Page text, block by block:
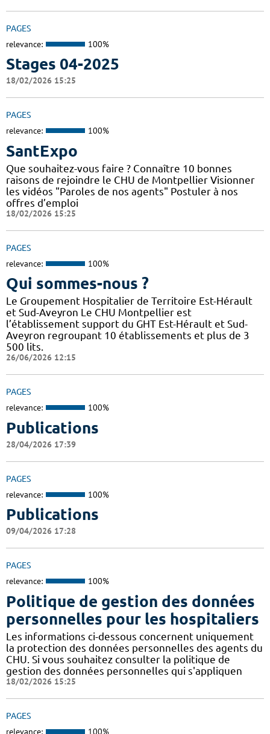
PAGES
relevance: 100%
Stages 04-2025
18/02/2026 15:25
PAGES
relevance: 100%
SantExpo
Que souhaitez-vous faire ? Connaître 10 bonnes
raisons de rejoindre le CHU de Montpellier Visionner
les vidéos "Paroles de nos agents" Postuler à nos
offres d’emploi
18/02/2026 15:25
PAGES
relevance: 100%
Qui sommes-nous ?
Le Groupement Hospitalier de Territoire Est-Hérault
et Sud-Aveyron Le CHU Montpellier est
l’établissement support du GHT Est-Hérault et Sud-
Aveyron regroupant 10 établissements et plus de 3
500 lits.
26/06/2026 12:15
PAGES
relevance: 100%
Publications
28/04/2026 17:39
PAGES
relevance: 100%
Publications
09/04/2026 17:28
PAGES
relevance: 100%
Politique de gestion des données
personnelles pour les hospitaliers
Les informations ci-dessous concernent uniquement
la protection des données personnelles des agents du
CHU. Si vous souhaitez consulter la politique de
gestion des données personnelles qui s'appliquen
18/02/2026 15:25
PAGES
relevance: 100%